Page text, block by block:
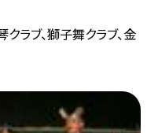
クラブ、獅子舞クラブ、金